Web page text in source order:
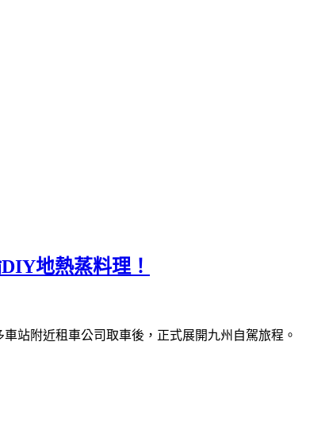
地熱蒸料理！
車站附近租車公司取車後，正式展開九州自駕旅程。